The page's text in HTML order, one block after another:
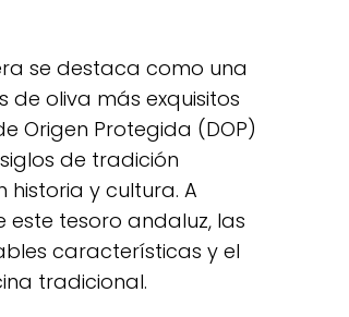
se destaca como una
de oliva más exquisitos
Origen Protegida (DOP)
de tradición
y cultura. A
este tesoro andaluz, las
características y el
tradicional.